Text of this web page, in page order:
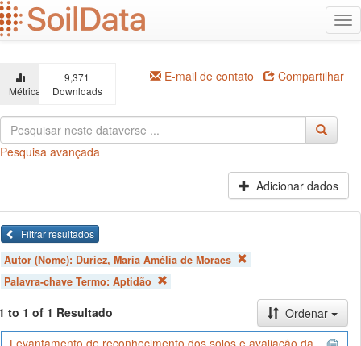
Ir
para
o
principal
Métricas
9,371
Downloads
E-mail de contato Compartilhar
Pesquisa avançada
Adicionar dados
Filtrar resultados
Autor (Nome): Duriez, Maria Amélia de Moraes
Palavra-chave Termo: Aptidão
to 1 of 1 Resultado
Ordenar
Levantamento de reconhecimento dos solos e avaliação da